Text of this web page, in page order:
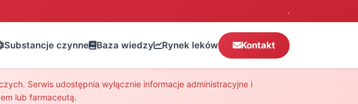
.
Substancje czynne Baza wiedzy Rynek leków Kontakt
Serwis udostępnia wyłącznie informacje administracyjne i
lub farmaceutą.